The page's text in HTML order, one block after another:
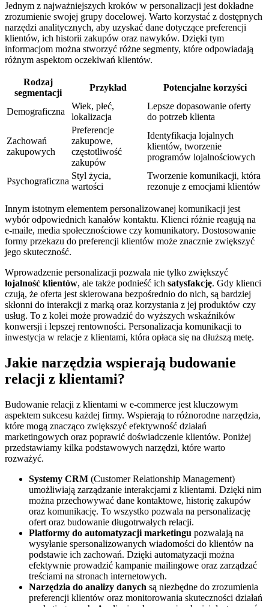
Jednym z najważniejszych kroków w personalizacji jest dokładne
zrozumienie swojej grupy docelowej. Warto korzystać z dostępnych
narzędzi analitycznych, aby uzyskać dane dotyczące preferencji
klientów, ich historii zakupów oraz nawyków. Dzięki tym
informacjom można stworzyć różne segmenty, które odpowiadają
różnym aspektom oczekiwań klientów.
Rodzaj
segmentacji
Przykład Potencjalne korzyści
Demograficzna
Wiek, płeć,
lokalizacja
Lepsze dopasowanie oferty
do potrzeb klienta
Zachowań
zakupowych
Preferencje
zakupowe,
częstotliwość
zakupów
Identyfikacja lojalnych
klientów, tworzenie
programów lojalnościowych
Psychograficzna
Styl życia,
wartości
Tworzenie komunikacji, która
rezonuje z emocjami klientów
Innym istotnym elementem personalizowanej komunikacji jest
wybór odpowiednich kanałów kontaktu. Klienci różnie reagują na
e-maile, media społecznościowe czy komunikatory. Dostosowanie
formy przekazu do preferencji klientów może znacznie zwiększyć
jego skuteczność.
Wprowadzenie personalizacji pozwala nie tylko zwiększyć
lojalność klientów, ale także podnieść ich satysfakcję. Gdy klienci
czują, że oferta jest skierowana bezpośrednio do nich, są bardziej
skłonni do interakcji z marką oraz korzystania z jej produktów czy
usług. To z kolei może prowadzić do wyższych wskaźników
konwersji i lepszej rentowności. Personalizacja komunikacji to
inwestycja w relacje z klientami, która opłaca się na dłuższą metę.
Jakie narzędzia wspierają budowanie
relacji z klientami?
Budowanie relacji z klientami w e-commerce jest kluczowym
aspektem sukcesu każdej firmy. Wspierają to różnorodne narzędzia,
które mogą znacząco zwiększyć efektywność działań
marketingowych oraz poprawić doświadczenie klientów. Poniżej
przedstawiamy kilka podstawowych narzędzi, które warto
rozważyć.
Systemy CRM (Customer Relationship Management)
umożliwiają zarządzanie interakcjami z klientami. Dzięki nim
można przechowywać dane kontaktowe, historię zakupów
oraz komunikację. To wszystko pozwala na personalizację
ofert oraz budowanie długotrwałych relacji.
Platformy do automatyzacji marketingu pozwalają na
wysyłanie spersonalizowanych wiadomości do klientów na
podstawie ich zachowań. Dzięki automatyzacji można
efektywnie prowadzić kampanie mailingowe oraz zarządzać
treściami na stronach internetowych.
Narzędzia do analizy danych są niezbędne do zrozumienia
preferencji klientów oraz monitorowania skuteczności działań